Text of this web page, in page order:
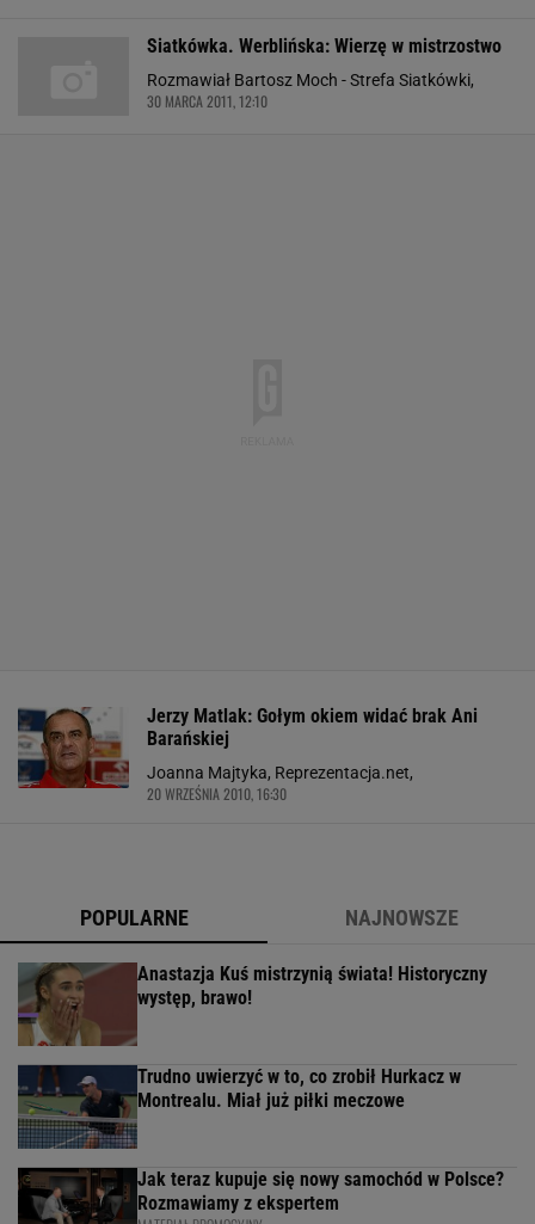
Siatkówka. Werblińska: Wierzę w mistrzostwo
Rozmawiał Bartosz Moch - Strefa Siatkówki,
30 MARCA 2011, 12:10
Jerzy Matlak: Gołym okiem widać brak Ani
Barańskiej
Joanna Majtyka, Reprezentacja.net,
20 WRZEŚNIA 2010, 16:30
POPULARNE NAJNOWSZE
Anastazja Kuś mistrzynią świata! Historyczny
występ, brawo!
Trudno uwierzyć w to, co zrobił Hurkacz w
Montrealu. Miał już piłki meczowe
Jak teraz kupuje się nowy samochód w Polsce?
Rozmawiamy z ekspertem